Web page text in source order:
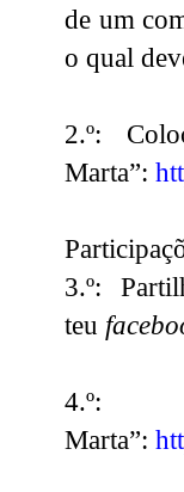
de um
o qual
2.º:
Marta”:
3.º:
teu
4.º:
Marta”: